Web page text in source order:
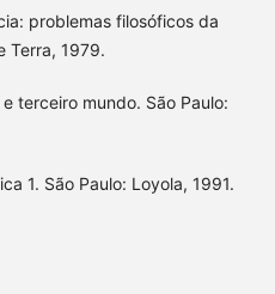
problemas filosóficos da
Terra, 1979.
terceiro mundo. São Paulo:
1. São Paulo: Loyola, 1991.